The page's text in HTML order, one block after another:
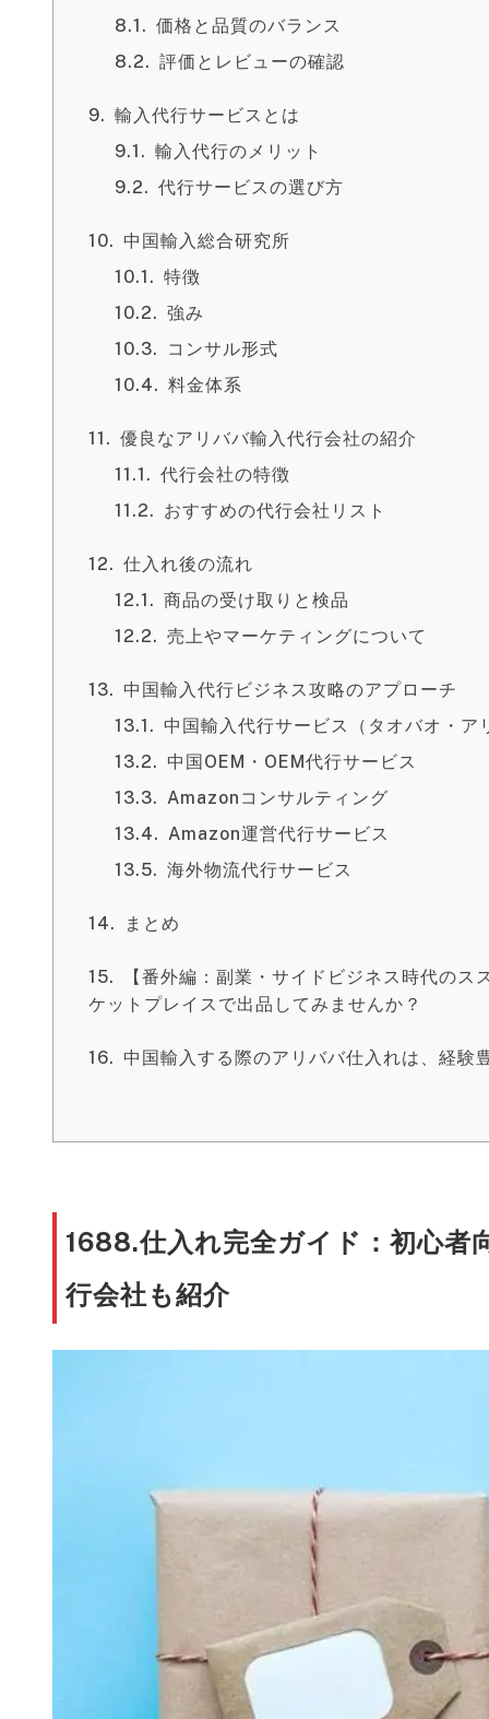
価格と品質のバランス
評価とレビューの確認
輸入代行サービスとは
輸入代行のメリット
代行サービスの選び方
中国輸入総合研究所
特徴
強み
コンサル形式
料金体系
優良なアリババ輸入代行会社の紹介
代行会社の特徴
おすすめの代行会社リスト
仕入れ後の流れ
商品の受け取りと検品
売上やマーケティングについて
中国輸入代行ビジネス攻略のアプローチ
中国輸入代行サービス（タオバオ・ア
中国OEM・OEM代行サービス
Amazonコンサルティング
Amazon運営代行サービス
海外物流代行サービス
まとめ
【番外編：副業・サイドビジネス時代の
ケットプレイスで出品してみませんか？
中国輸入する際のアリババ仕入れは、経験
1688.仕入れ完全ガイド：初心者
行会社も紹介